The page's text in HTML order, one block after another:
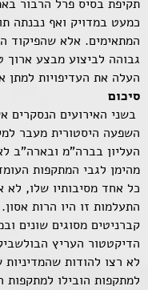
תקיפת בסיס פרל הרבור
כמעט במדויק ואף נבנתה
המתאימים. אלא שהפיקוד
גבוהה לביצוע מבצע ארוך
העלה את העדיפויות למתן
סיכום
השפעה היסטורית מעבר
העליון בברה"מ ובארה"ב
מהימן לגבי המתקפות
כל אחד מסיבותיו שלו, לא
התעלמות זו היו הרות אסון.
קברניטים מסוגים שונים
הדיקטטור העריץ
לא רצו להודות
למתקפות הובילו